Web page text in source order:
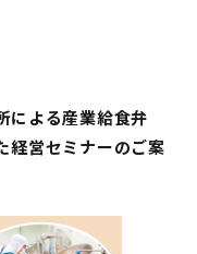
による産業給食弁
経営セミナーのご案